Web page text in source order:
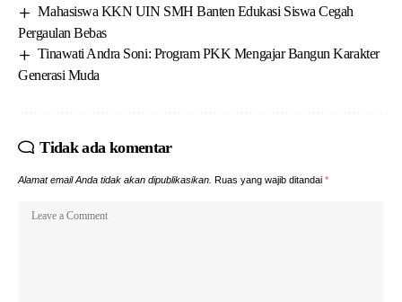
Mahasiswa KKN UIN SMH Banten Edukasi Siswa Cegah
Pergaulan Bebas
Tinawati Andra Soni: Program PKK Mengajar Bangun Karakter
Generasi Muda
Tidak ada komentar
Alamat email Anda tidak akan dipublikasikan. Ruas yang wajib ditandai *